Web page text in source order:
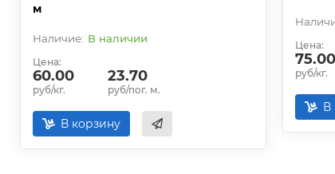
м
В наличии
Цена:
60.00
руб/кг.
23.70
руб/пог. м.
В корзину
Цена:
75.00
руб/кг.
В